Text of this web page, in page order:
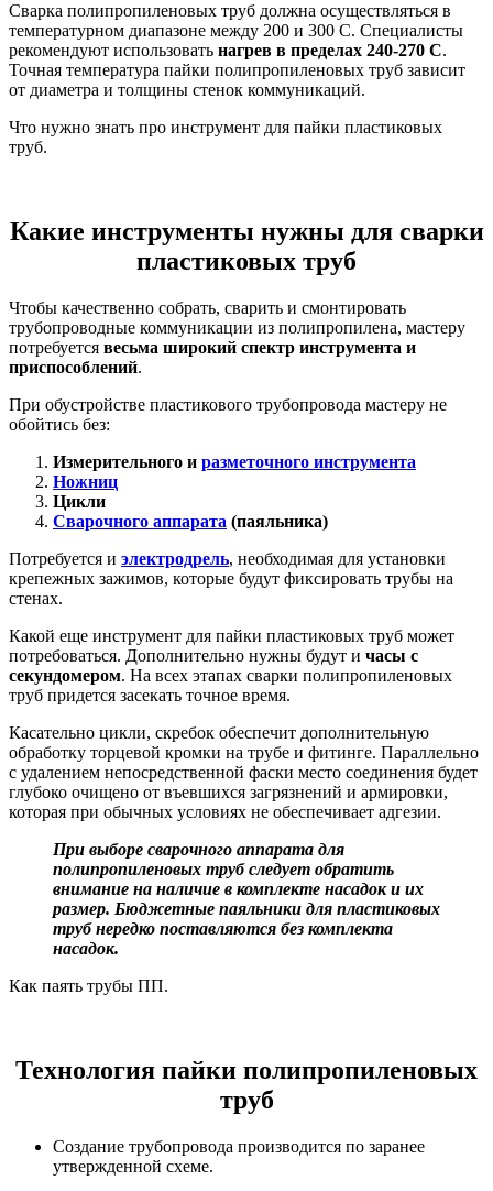
Сварка полипропиленовых труб должна осуществляться в
температурном диапазоне между 200 и 300 С. Специалисты
рекомендуют использовать нагрев в пределах 240-270 С.
Точная температура пайки полипропиленовых труб зависит
от диаметра и толщины стенок коммуникаций.
Что нужно знать про инструмент для пайки пластиковых
труб.
Какие инструменты нужны для сварки
пластиковых труб
Чтобы качественно собрать, сварить и смонтировать
трубопроводные коммуникации из полипропилена, мастеру
потребуется весьма широкий спектр инструмента и
приспособлений.
При обустройстве пластикового трубопровода мастеру не
обойтись без:
Измерительного и разметочного инструмента
Ножниц
Цикли
Сварочного аппарата (паяльника)
Потребуется и электродрель, необходимая для установки
крепежных зажимов, которые будут фиксировать трубы на
стенах.
Какой еще инструмент для пайки пластиковых труб может
потребоваться. Дополнительно нужны будут и часы с
секундомером. На всех этапах сварки полипропиленовых
труб придется засекать точное время.
Касательно цикли, скребок обеспечит дополнительную
обработку торцевой кромки на трубе и фитинге. Параллельно
с удалением непосредственной фаски место соединения будет
глубоко очищено от въевшихся загрязнений и армировки,
которая при обычных условиях не обеспечивает адгезии.
При выборе сварочного аппарата для
полипропиленовых труб следует обратить
внимание на наличие в комплекте насадок и их
размер. Бюджетные паяльники для пластиковых
труб нередко поставляются без комплекта
насадок.
Как паять трубы ПП.
Технология пайки полипропиленовых
труб
Создание трубопровода производится по заранее
утвержденной схеме.